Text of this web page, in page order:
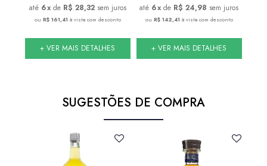
6x de R$ 28,32 sem juros
ou R$ 161,41 à vista com desconto
+ VER MAIS DETALHES
6x de R$ 24,98 sem juros
ou R$ 142,41 à vista com desconto
+ VER MAIS DETALHES
SUGESTÕES DE COMPRA